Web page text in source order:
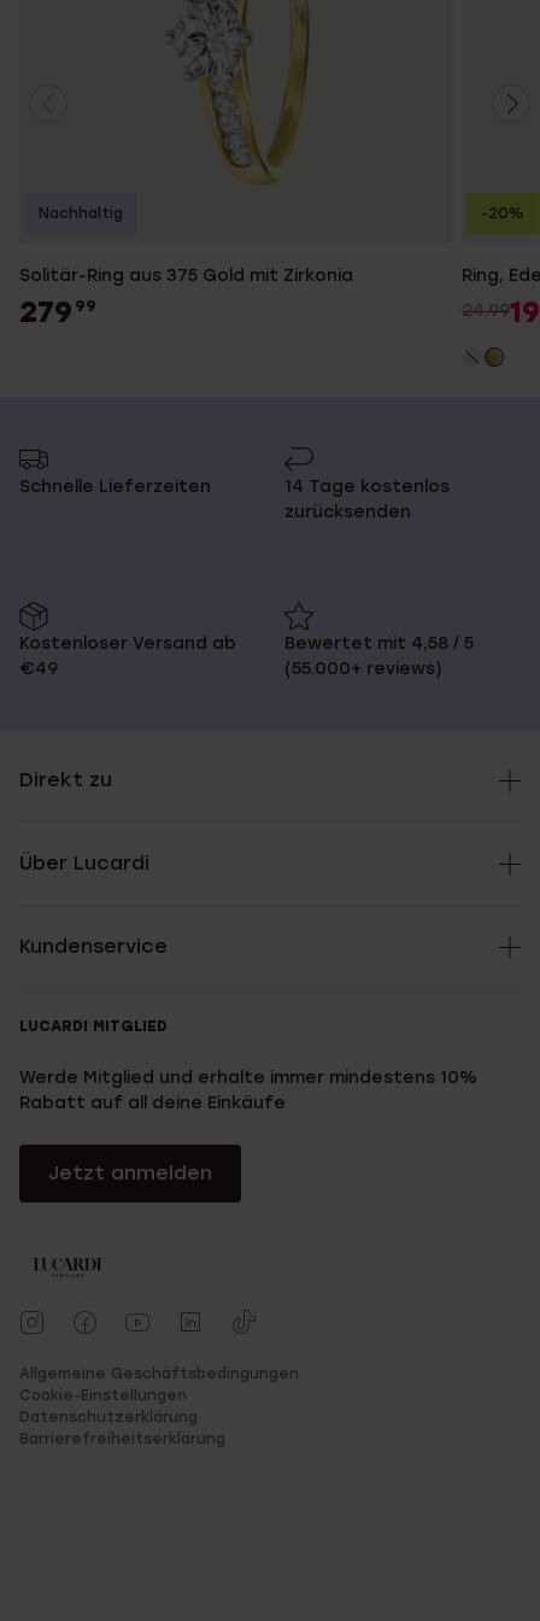
Solitär-Ring aus 375 Gold mit Zirkonia
279 99
Nachhaltig
Ring,
24.9919
-20%
Schnelle Lieferzeiten
14 Tage kostenlos
zurücksenden
Kostenloser Versand ab
€49
Bewertet mit 4,58 / 5
(55.000+ reviews)
Direkt zu
Über Lucardi
Kundenservice
LUCARDI MITGLIED
Werde Mitglied und erhalte immer mindestens 10%
Rabatt auf all deine Einkäufe
Jetzt anmelden
Allgemeine Geschäftsbedingungen
Cookie-Einstellungen
Datenschutzerklärung
Barrierefreiheitserklärung